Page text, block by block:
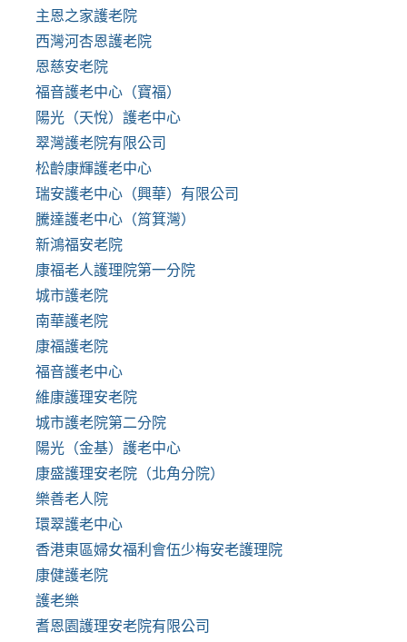
主恩之家護老院
西灣河杏恩護老院
恩慈安老院
福音護老中心（寶福）
陽光（天悅）護老中心
翠灣護老院有限公司
松齡康輝護老中心
瑞安護老中心（興華）有限公司
騰達護老中心（筲箕灣）
新鴻福安老院
康福老人護理院第一分院
城市護老院
南華護老院
康福護老院
福音護老中心
維康護理安老院
城市護老院第二分院
陽光（金基）護老中心
康盛護理安老院（北角分院）
樂善老人院
環翠護老中心
香港東區婦女福利會伍少梅安老護理院
康健護老院
護老樂
耆恩園護理安老院有限公司